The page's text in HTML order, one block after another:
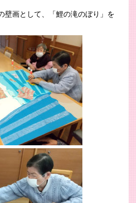
壁画として、「鯉の滝のぼり」を